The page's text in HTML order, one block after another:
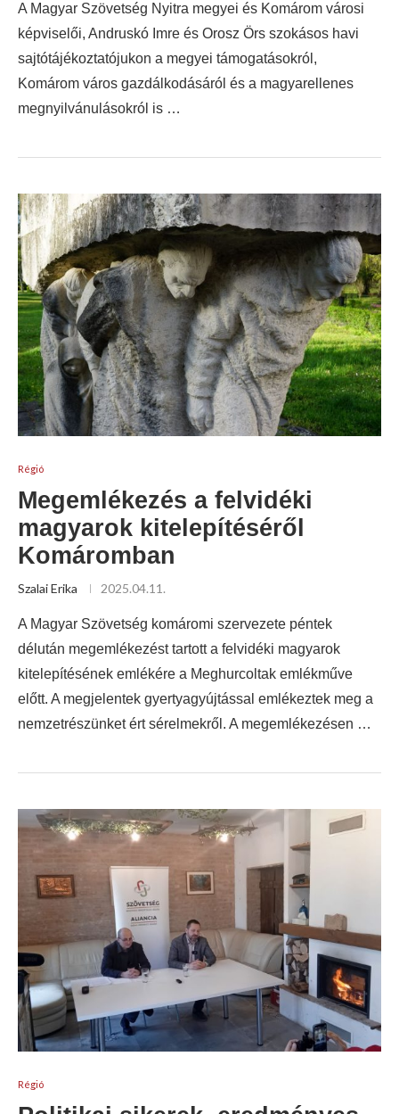
A Magyar Szövetség Nyitra megyei és Komárom városi
képviselői, Andruskó Imre és Orosz Örs szokásos havi
sajtótájékoztatójukon a megyei támogatásokról,
Komárom város gazdálkodásáról és a magyarellenes
megnyilvánulásokról is …
Régió
Megemlékezés a felvidéki
magyarok kitelepítéséről
Komáromban
Szalai Erika 2025.04.11.
A Magyar Szövetség komáromi szervezete péntek
délután megemlékezést tartott a felvidéki magyarok
kitelepítésének emlékére a Meghurcoltak emlékműve
előtt. A megjelentek gyertyagyújtással emlékeztek meg a
nemzetrészünket ért sérelmekről. A megemlékezésen …
Régió